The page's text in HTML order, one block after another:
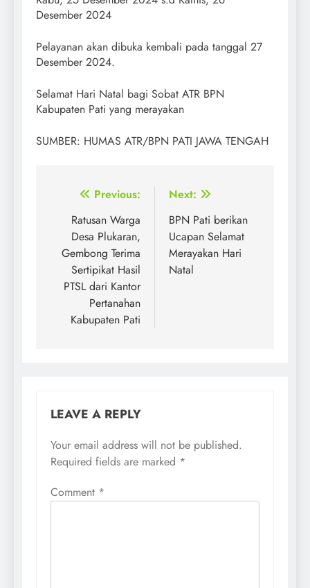
Desember 2024
Pelayanan akan dibuka kembali pada tanggal 27
Desember 2024.
Selamat Hari Natal bagi Sobat ATR BPN
Kabupaten Pati yang merayakan
SUMBER: HUMAS ATR/BPN PATI JAWA TENGAH
Post
navigation
Previous:
Ratusan Warga
Desa Plukaran,
Gembong Terima
Sertipikat Hasil
PTSL dari Kantor
Pertanahan
Kabupaten Pati
Next:
BPN Pati berikan
Ucapan Selamat
Merayakan Hari
Natal
LEAVE A REPLY
Your email address will not be published.
Required fields are marked *
Comment *